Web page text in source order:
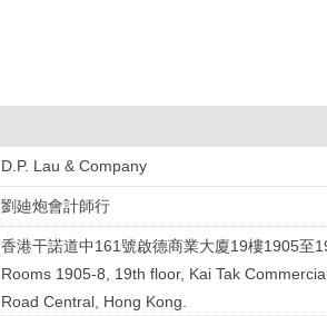
D.P. Lau & Company
劉廸炮會計師行
香港干諾道中161號啟德商業大廈19樓1905至
Rooms 1905-8, 19th floor, Kai Tak
Road Central, Hong Kong.